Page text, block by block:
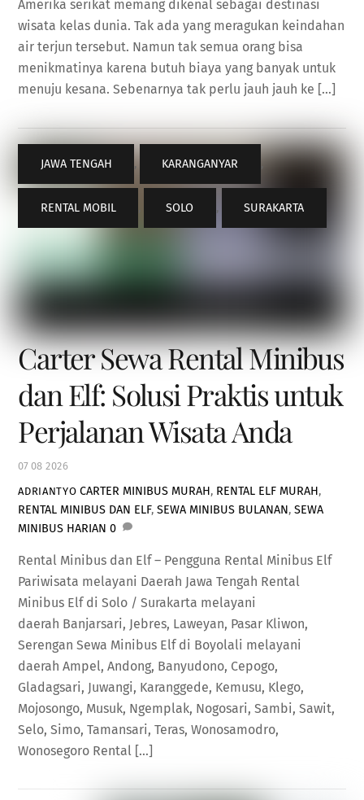
Amerika serikat memang dikenal sebagai destinasi
wisata kelas dunia. Tak ada yang meragukan keindahan
air terjun tersebut. Namun tak semua orang bisa
menikmatinya karena butuh biaya yang banyak untuk
menuju kesana. Sebenarnya tak perlu jauh jauh ke […]
07 08 2026
Carter Sewa Rental Minibus
dan Elf: Solusi Praktis untuk
Perjalanan Wisata Anda
ADRIANTYO
JAWA TENGAH , KARANGANYAR
RENTAL MOBIL SOLO , SURAKARTA
CARTER MINIBUS MURAH, RENTAL ELF MURAH,
RENTAL MINIBUS DAN ELF,SEWA MINIBUS BULANAN,SEWA
MINIBUS HARIAN 0
Rental Minibus dan Elf – Pengguna Rental Minibus Elf
Pariwisata melayani Daerah Jawa Tengah Rental
Minibus Elf di Solo / Surakarta melayani
daerah Banjarsari, Jebres, Laweyan, Pasar Kliwon,
Serengan Sewa Minibus Elf di Boyolali melayani
daerah Ampel, Andong, Banyudono, Cepogo,
Gladagsari, Juwangi, Karanggede, Kemusu, Klego,
Mojosongo, Musuk, Ngemplak, Nogosari, Sambi, Sawit,
Selo, Simo, Tamansari, Teras, Wonosamodro,
Wonosegoro Rental […]